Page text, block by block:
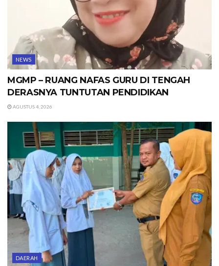
NEWS
MGMP – RUANG NAFAS GURU DI TENGAH
DERASNYA TUNTUTAN PENDIDIKAN
AGUSTUS 4, 2026
DAERAH